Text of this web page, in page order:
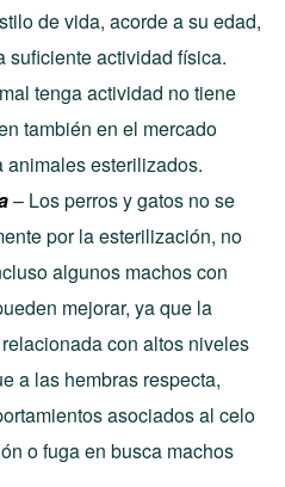
de vida, acorde a su edad,
suficiente actividad física.
tenga actividad no tiene
también en el mercado
esterilizados.
– Los perros y gatos no se
por la esterilización, no
algunos machos con
mejorar, ya que la
con altos niveles
a las hembras respecta,
asociados al celo
o fuga en busca machos